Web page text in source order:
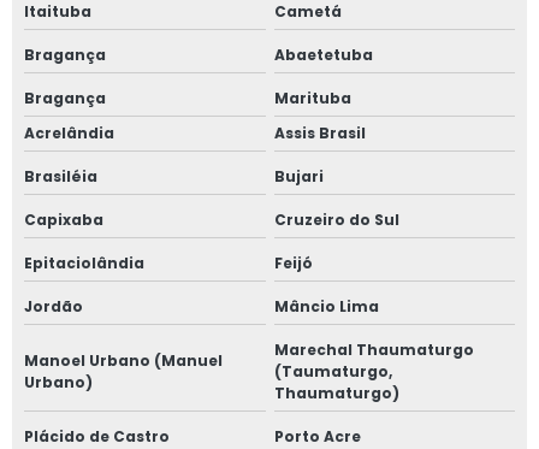
Itaituba Cametá
Bragança Abaetetuba
Bragança
Marituba
Acrelândia
Assis Brasil
Brasiléia Bujari
Capixaba Cruzeiro do Sul
Epitaciolândia Feijó
Jordão Mâncio Lima
Manoel Urbano (Manuel
Urbano)
Marechal Thaumaturgo
(Taumaturgo,
Thaumaturgo)
Plácido de Castro Porto Acre